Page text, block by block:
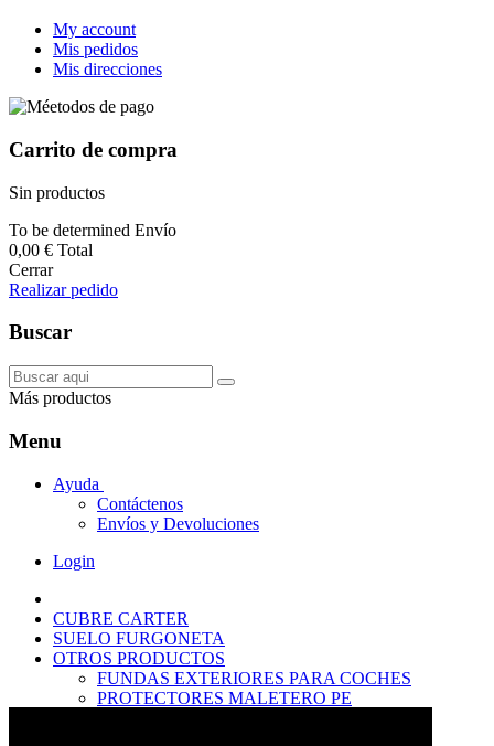
My account
Mis pedidos
Mis direcciones
Carrito de compra
Sin productos
To be determined Envío
0,00 € Total
Cerrar
Realizar pedido
Buscar
Más productos
Menu
Ayuda
Contáctenos
Envíos y Devoluciones
Login
CUBRE CARTER
SUELO FURGONETA
OTROS PRODUCTOS
FUNDAS EXTERIORES PARA COCHES
PROTECTORES MALETERO PE